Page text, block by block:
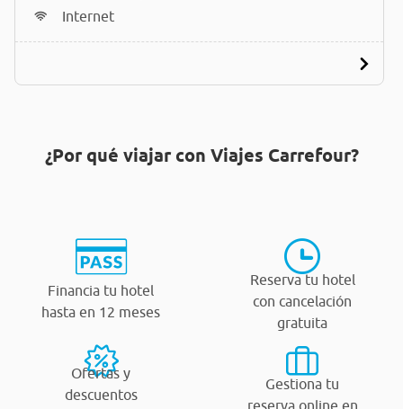
Internet
¿Por qué viajar con Viajes Carrefour?
Financia tu hotel
hasta en 12 meses
Reserva tu hotel
con cancelación
gratuita
Ofertas y
descuentos
Gestiona tu
reserva online en